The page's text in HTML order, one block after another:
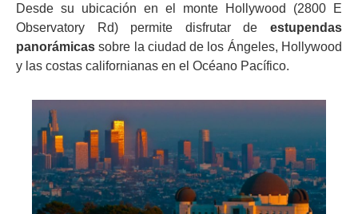
Desde su ubicación en el monte Hollywood (2800 E
Observatory Rd) permite disfrutar de estupendas
panorámicas sobre la ciudad de los Ángeles, Hollywood
y las costas californianas en el Océano Pacífico.